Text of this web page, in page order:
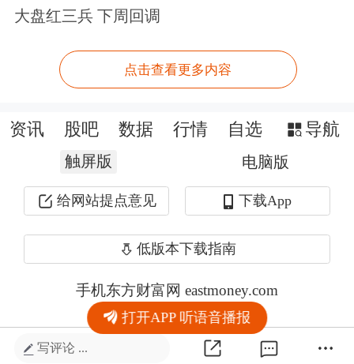
大盘红三兵 下周回调
点击查看更多内容
写评论 ...
打开APP 听语音播报
资讯 股吧 数据 行情 自选 导航
触屏版 电脑版
给网站提点意见 下载App
低版本下载指南
手机东方财富网 eastmoney.com
网站备案号:沪ICP备05006054号-11